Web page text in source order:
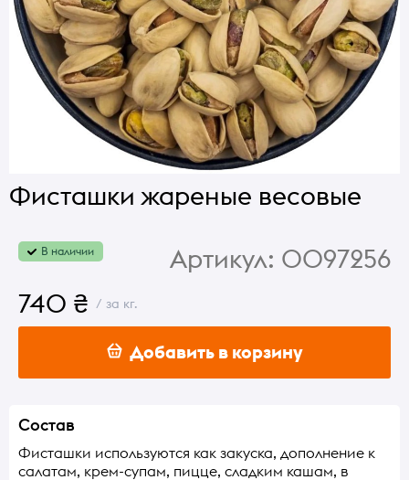
Фисташки жареные весовые
В наличии Артикул: 0097256
740 ₴ / за кг.
Добавить в корзину
Состав
Фисташки используются как закуска, дополнение к
салатам, крем-супам, пицце, сладким кашам, в